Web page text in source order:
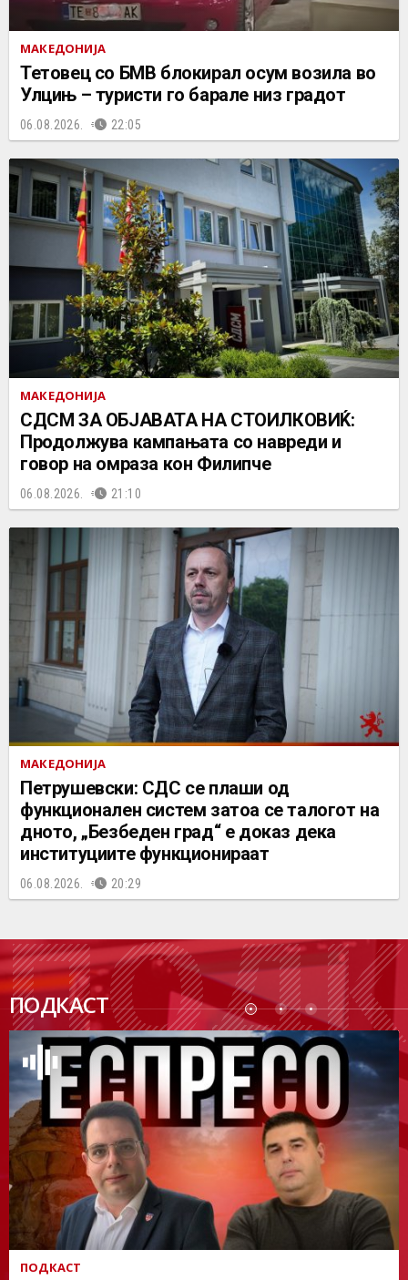
МАКЕДОНИЈА
Тетовец со БМВ блокирал осум возила во
Улцињ – туристи го барале низ градот
06.08.2026. 22:05
МАКЕДОНИЈА
СДСМ ЗА ОБЈАВАТА НА СТОИЛКОВИЌ:
Продолжува кампањата со навреди и
говор на омраза кон Филипче
06.08.2026. 21:10
МАКЕДОНИЈА
Петрушевски: СДС се плаши од
функционален систем затоа се талогот на
дното, „Безбеден град“ е доказ дека
институциите функционираат
06.08.2026. 20:29
ПОДКАСТ
ПОДК
АСТ
ПОДКАСТ